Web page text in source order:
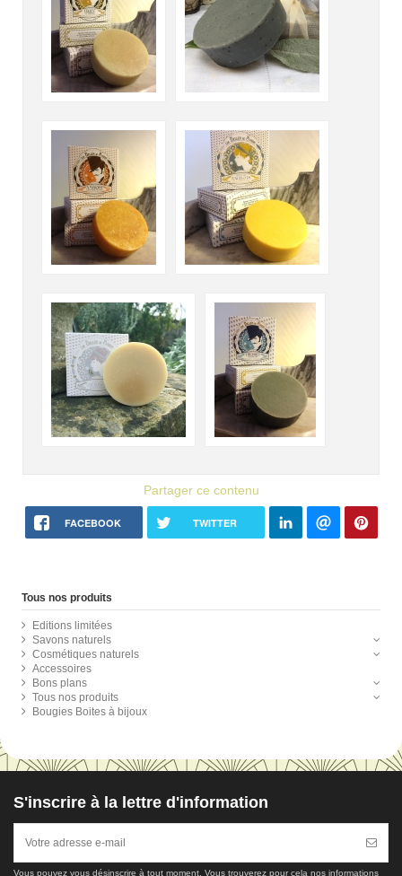
Partager ce contenu
FACEBOOK TWITTER
Tous nos produits
Editions limitées
Savons naturels
Cosmétiques naturels
Accessoires
Bons plans
Tous nos produits
Bougies Boites à bijoux
S'inscrire à la lettre d'information
Vous pouvez vous désinscrire à tout moment. Vous trouverez pour cela nos informations